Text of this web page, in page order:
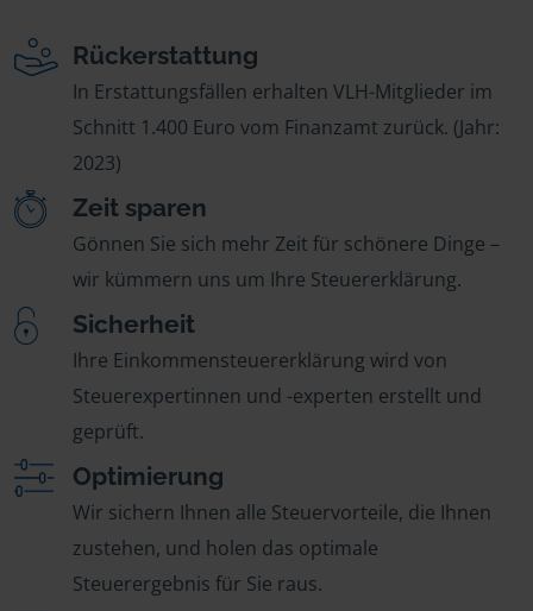
Rückerstattung
In Erstattungsfällen erhalten VLH-Mitglieder im
Schnitt 1.400 Euro vom Finanzamt zurück. (Jahr:
2023)
Zeit sparen
Gönnen Sie sich mehr Zeit für schönere Dinge –
wir kümmern uns um Ihre Steuererklärung.
Sicherheit
Ihre Einkommensteuererklärung wird von
Steuerexpertinnen und -experten erstellt und
geprüft.
Optimierung
Wir sichern Ihnen alle Steuervorteile, die Ihnen
zustehen, und holen das optimale
Steuerergebnis für Sie raus.